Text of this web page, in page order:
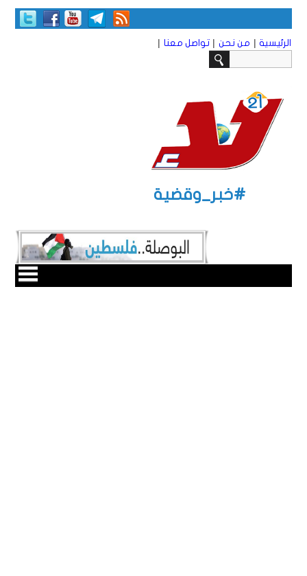
الرئيسية | من نحن | تواصل معنا |
#خبر_وقضية